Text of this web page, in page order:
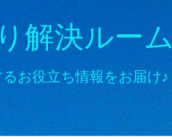
解決ルーム
お役立ち情報をお届け♪